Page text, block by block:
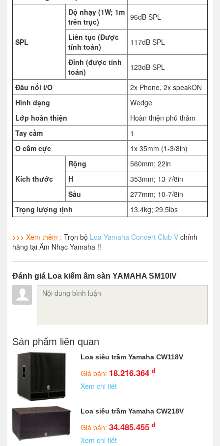
SPL
Độ nhạy (1W; 1m
trên trục)
96dB SPL
Liên tục (Được
tính toán)
117dB SPL
Đỉnh (được tính
toán)
123dB SPL
Đầu nối I/O
2x Phone, 2x speakON
Hình dạng
Wedge
Lớp hoàn thiện
Hoàn thiện phủ thảm
Tay cầm
1
Ổ cắm cực
1x 35mm (1-3/8in)
Kích thước
Rộng
560mm; 22in
H
353mm; 13-7/8in
Sâu
277mm; 10-7/8in
Trọng lượng tịnh
13.4kg; 29.5lbs
>>> Xem thêm : Trọn bộ Loa Yamaha Concert Club V chính
hãng tại Âm Nhạc Yamaha !!
Đánh giá Loa kiểm âm sàn YAMAHA SM10IV
Sản phẩm liên quan
Loa siêu trầm Yamaha CW118V
Giá bán: 18.216.364đ
Xem chi tiết
Loa siêu trầm Yamaha CW218V
Giá bán:34.485.455đ
Xem chi tiết